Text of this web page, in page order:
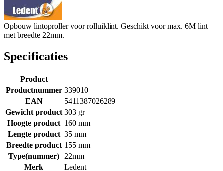
Opbouw lintoproller voor rolluiklint. Geschikt voor max. 6M lint
met breedte 22mm.
Specificaties
Product
Productnummer 339010
EAN
5411387026289
Gewicht product 303 gr
Hoogte product 160 mm
Lengte product 35 mm
Breedte product 155 mm
Type(nummer)
22mm
Merk
Ledent